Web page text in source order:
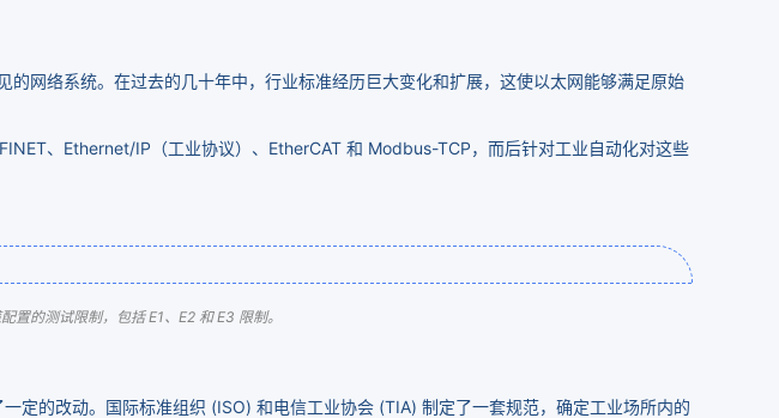
网络系统。在过去的几十年中，行业标准经历巨大变化和扩展，这使以太网能够满足原始
、Ethernet/IP（工业协议）、EtherCAT 和 Modbus-TCP，而后针对工业自动化对这些
的测试限制，包括 E1、E2 和 E3 限制。
定的改动。国际标准组织 (ISO) 和电信工业协会 (TIA) 制定了一套规范，确定工业场所内的